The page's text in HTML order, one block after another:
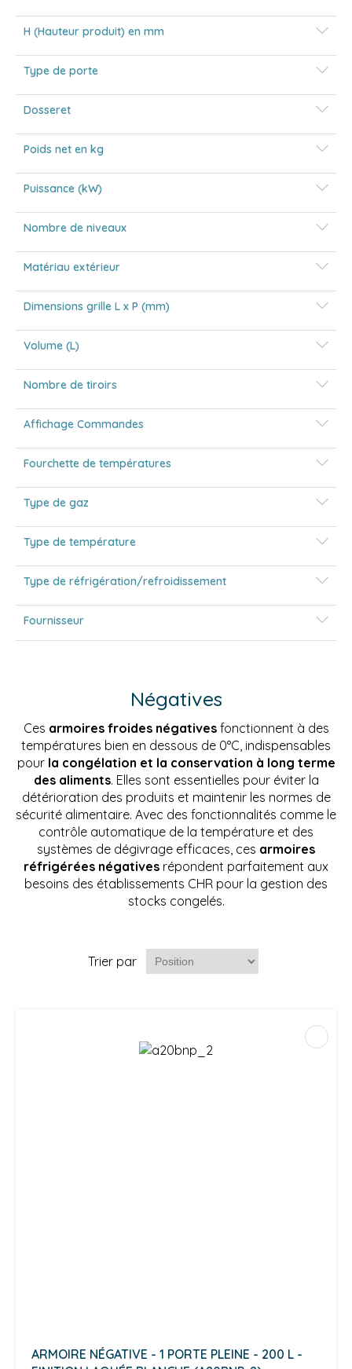
H (Hauteur produit) en mm
Type de porte
Dosseret
Poids net en kg
Puissance (kW)
Nombre de niveaux
Matériau extérieur
Dimensions grille L x P (mm)
Volume (L)
Nombre de tiroirs
Affichage Commandes
Fourchette de températures
Type de gaz
Type de température
Type de réfrigération/refroidissement
Fournisseur
Négatives
Ces armoires froides négativesfonctionnent à des
températures bien en dessous de 0°C, indispensables
pour la congélation et la conservation à long terme
des aliments. Elles sont essentielles pour éviter la
détérioration des produits et maintenir les normes de
sécurité alimentaire. Avec des fonctionnalités comme le
contrôle automatique de la température et des
systèmes de dégivrage efficaces, ces armoires
réfrigérées négatives répondent parfaitement aux
besoins des établissements CHR pour la gestion des
stocks congelés.
Trier par
ARMOIRE NÉGATIVE - 1 PORTE PLEINE - 200 L -